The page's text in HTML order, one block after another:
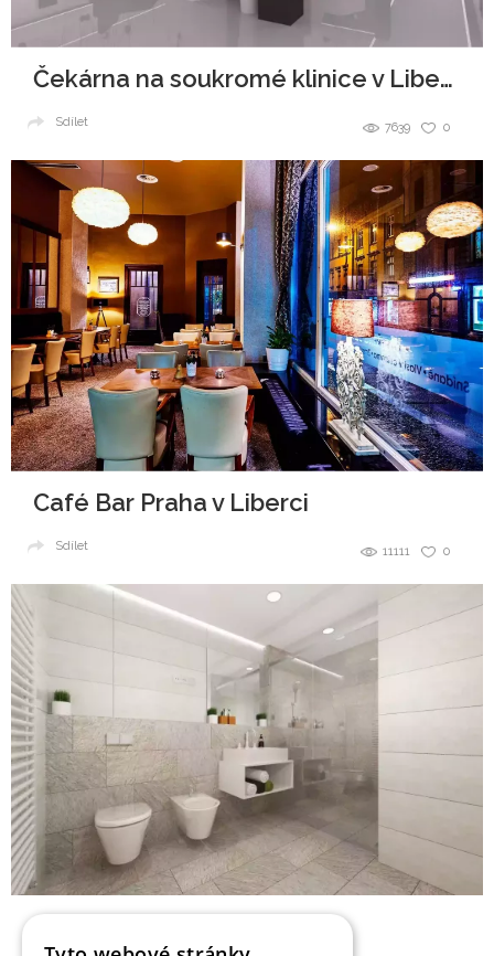
Čekárna na soukromé klinice v Liberci
0
7639
Sdílet
Café Bar Praha v Liberci
0
11111
Sdílet